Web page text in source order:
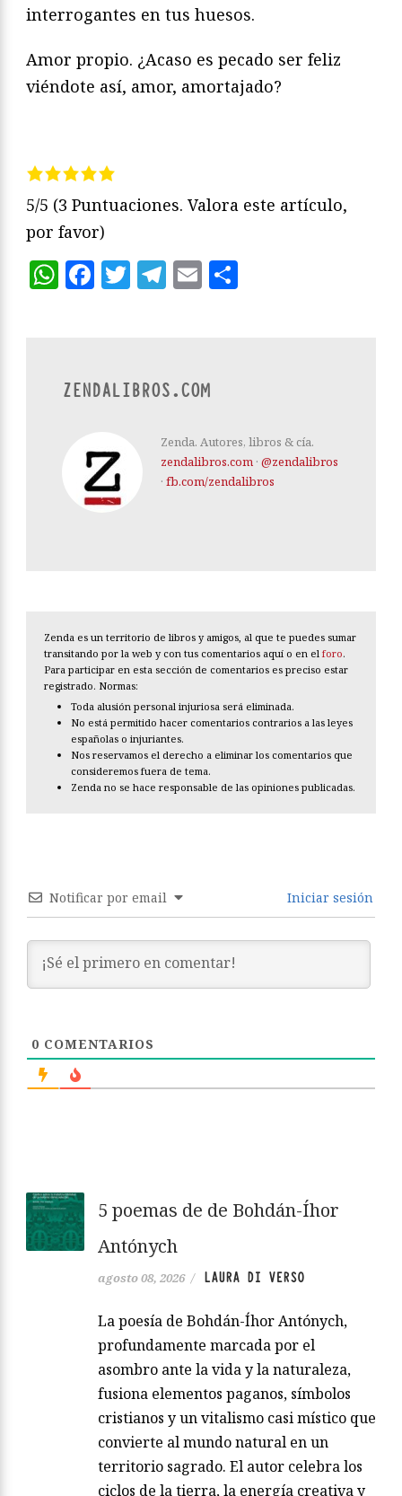
interrogantes en tus huesos.
Amor propio. ¿Acaso es pecado ser feliz
viéndote así, amor, amortajado?
5/5 (3 Puntuaciones. Valora este artículo,
por favor)
WhatsApp
Facebook
Twitter
Telegram
Email
ZENDALIBROS.COM
Zenda. Autores, libros & cía.
zendalibros.com · @zendalibros
· fb.com/zendalibros
Zenda es un territorio de libros y amigos, al que te puedes sumar
transitando por la web y con tus comentarios aquí o en el foro.
Para participar en esta sección de comentarios es preciso estar
registrado. Normas:
Toda alusión personal injuriosa será eliminada.
No está permitido hacer comentarios contrarios a las leyes
españolas o injuriantes.
Nos reservamos el derecho a eliminar los comentarios que
consideremos fuera de tema.
Zenda no se hace responsable de las opiniones publicadas.
Notificar por email Iniciar sesión
0 COMENTARIOS
5 poemas de de Bohdán-Íhor
Antónych
agosto 08, 2026 / LAURA DI VERSO
La poesía de Bohdán-Íhor Antónych,
profundamente marcada por el
asombro ante la vida y la naturaleza,
fusiona elementos paganos, símbolos
cristianos y un vitalismo casi místico que
convierte al mundo natural en un
territorio sagrado. El autor celebra los
ciclos de la tierra, la energía creativa y